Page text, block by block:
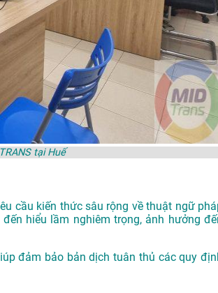
tại Huế
cầu kiến thức sâu rộng về thuật ngữ
hiểu lầm nghiêm trọng, ảnh hưởng
đảm bảo bản dịch tuân thủ các quy